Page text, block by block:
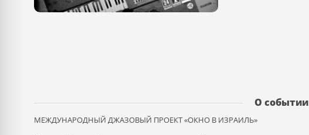
О событии
МЕЖДУНАРОДНЫЙ ДЖАЗОВЫЙ ПРОЕКТ «ОКНО В ИЗРАИЛЬ»